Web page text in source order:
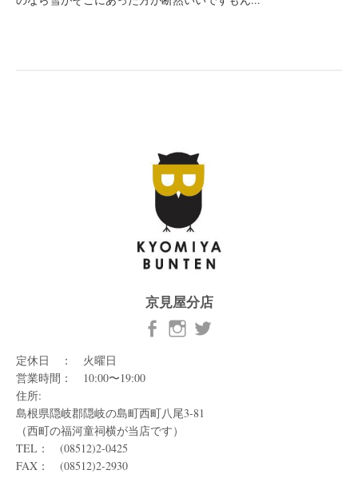
京見屋分店
定休日 ： 火曜日
営業時間： 10:00〜19:00
住所:
島根県隠岐郡隠岐の島町西町八尾3-81
（西町の福河童祠横が当店です）
TEL： (08512)2-0425
FAX： (08512)2-2930